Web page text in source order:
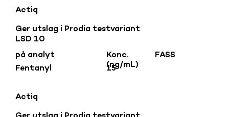
Actiq
Fentanyl
LSD 10
15
på analyt
Konc.
(ng/mL)
Ger utslag i Prodia testvariant
FASS
Actiq